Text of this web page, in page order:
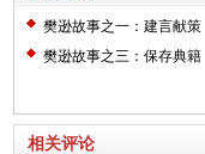
樊逊故事之一：建言献策
樊逊故事之三：保存典籍
相关评论